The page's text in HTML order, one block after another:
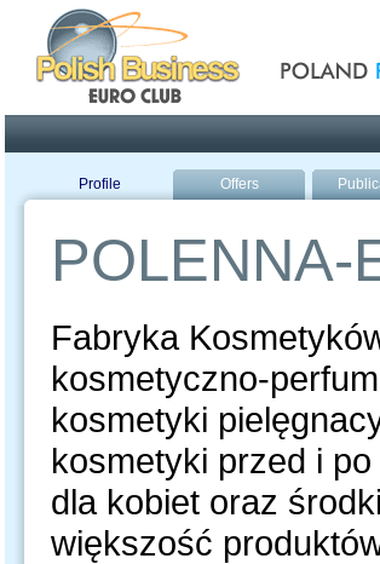
Profile Offers
POLENNA-
Fabryka
kosmetyczno-
kosmetyki
kosmetyki przed i
dla kobiet oraz
większość